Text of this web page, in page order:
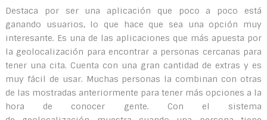
Destaca por ser una aplicación que poco a poco está
ganando usuarios, lo que hace que sea una opción muy
interesante. Es una de las aplicaciones que más apuesta por
la geolocalización para encontrar a personas cercanas para
tener una cita. Cuenta con una gran cantidad de extras y es
muy fácil de usar. Muchas personas la combinan con otras
de las mostradas anteriormente para tener más opciones a la
hora de conocer gente. Con el sistema